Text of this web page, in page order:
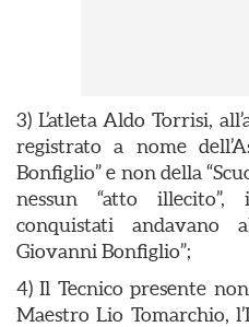
3) L’atleta Aldo Torrisi,
registrato a nome
Bonfiglio” e non della
nessun “atto
conquistati andavano
Giovanni Bonfiglio”;
4) Il Tecnico presente
Maestro Lio Tomarchio,